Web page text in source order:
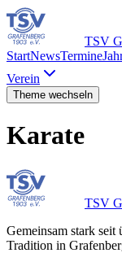
TSV
StartNewsTermine
Verein
Theme wechseln
Karate
TSV
Gemeinsam stark seit
Tradition in